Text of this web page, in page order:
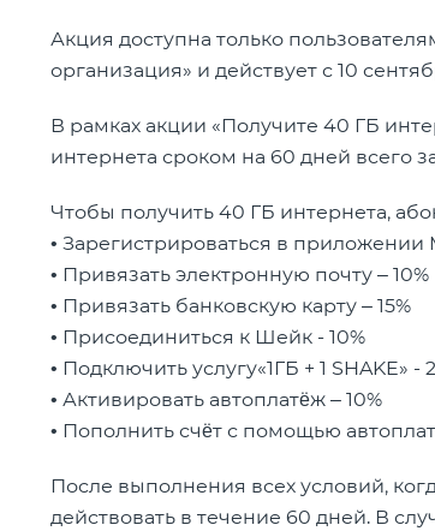
Акция доступна только
организация» и действует с 10
В рамках акции «Получите 40 ГБ
интернета сроком на 60 дней всего
Чтобы получить 40 ГБ интернета,
• Зарегистрироваться в приложении
• Привязать электронную почту – 10%
• Привязать банковскую карту – 15%
• Присоединиться к Шейк - 10%
• Подключить услугу«1ГБ + 1 SHAKE» -
• Активировать автоплатёж – 10%
• Пополнить счёт с помощью
После выполнения всех условий,
действовать в течение 60 дней. В